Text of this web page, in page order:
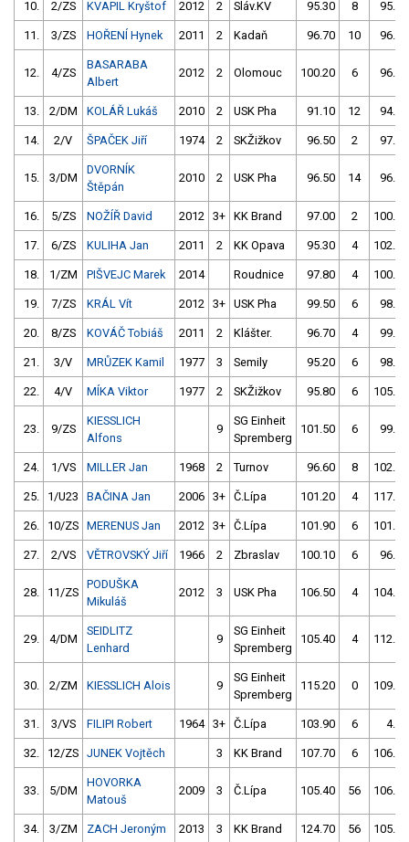
10. 2/ZS KVAPIL Kryštof 2012 2 Sláv.KV 95.30 8 95.60
11. 3/ZS HOŘENÍ Hynek 2011 2 Kadaň 96.70 10 96.10
12. 4/ZS
BASARABA
Albert
2012 2 Olomouc 100.20 6 96.50
13. 2/DM KOLÁŘ Lukáš 2010 2 USK Pha 91.10 12 94.80
14. 2/V ŠPAČEK Jiří 1974 2 SKŽižkov 96.50 2 97.40
15. 3/DM
DVORNÍK
Štěpán
2010 2 USK Pha 96.50 14 96.00
16. 5/ZS NOŽÍŘ David 2012 3+ KK Brand 97.00 2 100.90
17. 6/ZS KULIHA Jan 2011 2 KK Opava 95.30 4 102.80
18. 1/ZM PIŠVEJC Marek 2014 Roudnice 97.80 4 100.30
19. 7/ZS KRÁL Vít 2012 3+ USK Pha 99.50 6 98.50
20. 8/ZS KOVÁČ Tobiáš 2011 2 Klášter. 96.70 4 99.40
21. 3/V MRŮZEK Kamil 1977 3 Semily 95.20 6 98.60
22. 4/V MÍKA Viktor 1977 2 SKŽižkov 95.80 6 105.50
23. 9/ZS
KIESSLICH
Alfons
9
SG Einheit
Spremberg
101.50 6 99.70
24. 1/VS MILLER Jan 1968 2 Turnov 96.60 8 102.10
25. 1/U23 BAČINA Jan 2006 3+ Č.Lípa 101.20 4 117.40
26. 10/ZS MERENUS Jan 2012 3+ Č.Lípa 101.90 6 101.80
27. 2/VS VĚTROVSKÝ Jiří 1966 2 Zbraslav 100.10 6 96.40
28. 11/ZS
PODUŠKA
Mikuláš
2012 3 USK Pha 106.50 4 104.40
29. 4/DM
SEIDLITZ
Lenhard
9
SG Einheit
Spremberg
105.40 4 112.80
30. 2/ZM KIESSLICH Alois 9
SG Einheit
Spremberg
115.20 0 109.60
31. 3/VS FILIPI Robert 1964 3+ Č.Lípa 103.90 6 4.00
32. 12/ZS JUNEK Vojtěch 3 KK Brand 107.70 6 106.20
33. 5/DM
HOVORKA
Matouš
2009 3 Č.Lípa 105.40 56 106.90
34. 3/ZM ZACH Jeroným 2013 3 KK Brand 124.70 56 105.20